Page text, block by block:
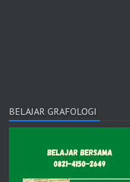
BELAJAR GRAFOLOGI